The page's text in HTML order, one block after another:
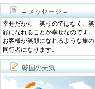
= メッセージ =
幸せだから 笑うのではなく、笑
顔になれることが幸せなのです。
お客様が笑顔になれるような旅の
同行者になります。
韓国の天気